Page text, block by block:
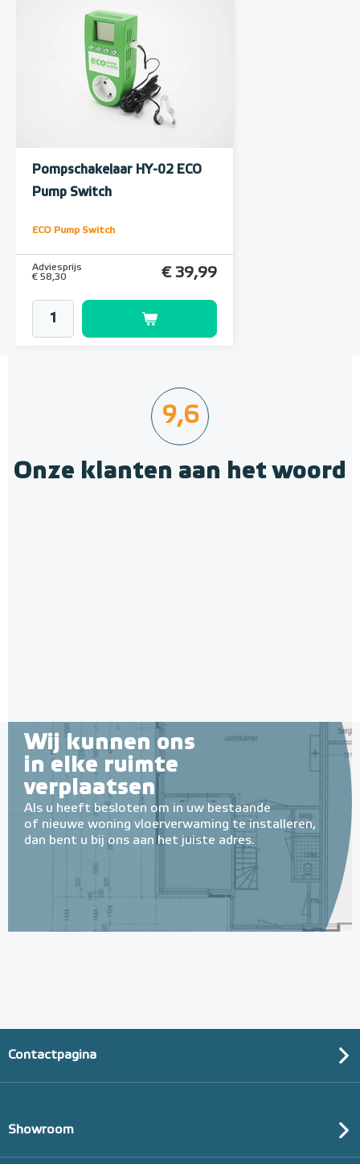
Pompschakelaar HY-02 ECO
Pump Switch
ECO Pump Switch
Adviesprijs
€ 58,30
€ 39,99
Geïsoleerde Noppenplaten
€ 148,00
9,6
Onze klanten aan het woord
Wij kunnen ons
in elke ruimte
verplaatsen
Als u heeft besloten om in uw bestaande
of nieuwe woning vloerverwaming te installeren,
dan bent u bij ons aan het juiste adres.
Contactpagina
Showroom